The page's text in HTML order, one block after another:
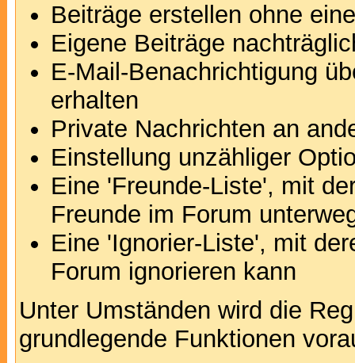
Beiträge erstellen ohne
Eigene Beiträge
E-Mail-Benachrichtigung
erhalten
Private Nachrichten an
Einstellung unzähliger
Eine 'Freunde-Liste', mit
Freunde im Forum
Eine 'Ignorier-Liste', mit
Forum ignorieren kann
Unter Umständen wird die
grundlegende Funktionen